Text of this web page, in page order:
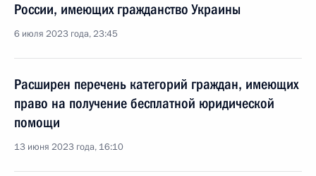
России, имеющих гражданство Украины
6 июля 2023 года, 23:45
Расширен перечень категорий граждан, имеющих
право на получение бесплатной юридической
помощи
13 июня 2023 года, 16:10